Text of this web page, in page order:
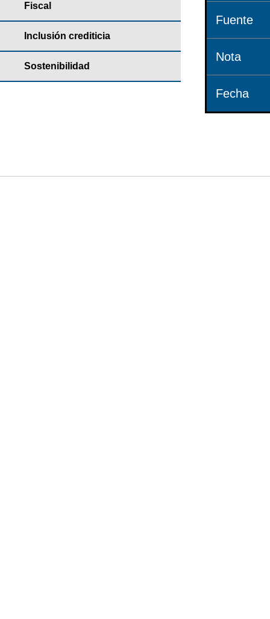
Fiscal
Inclusión crediticia
Sostenibilidad
Fuente
Nota
Fecha